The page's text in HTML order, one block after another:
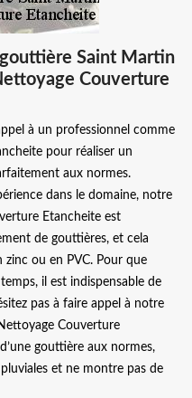
Saint Martin
Couverture
à un professionnel comme
pour réaliser un
aux normes.
dans le domaine, notre
Etancheite est
de gouttières, et cela
ou en PVC. Pour que
il est indispensable de
pas à faire appel à notre
Couverture
gouttière aux normes,
et ne montre pas de